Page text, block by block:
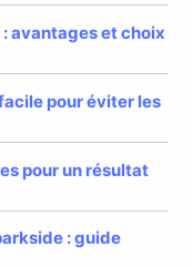
avantages et choix
pour éviter les
pour un résultat
: guide